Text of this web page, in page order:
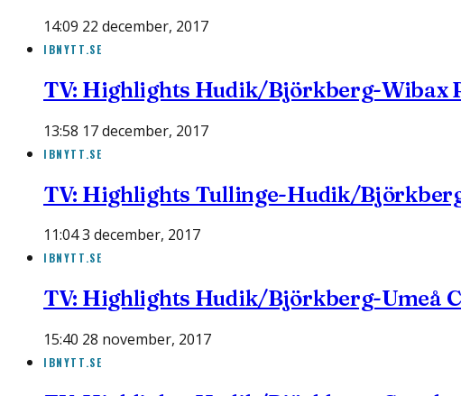
14:09 22 december, 2017
IBNYTT.SE
TV: Highlights Hudik/Björkberg-Wibax
13:58 17 december, 2017
IBNYTT.SE
TV: Highlights Tullinge-Hudik/
11:04 3 december, 2017
IBNYTT.SE
TV: Highlights Hudik/Björkberg-Umeå
15:40 28 november, 2017
IBNYTT.SE